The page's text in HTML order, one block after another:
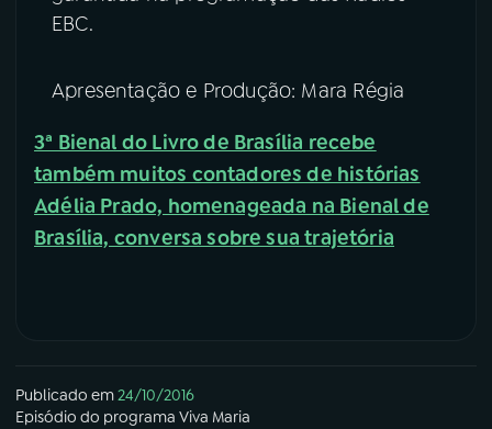
EBC.
Apresentação e Produção: Mara Régia
3ª Bienal do Livro de Brasília recebe
também muitos contadores de histórias
Adélia Prado, homenageada na Bienal de
Brasília, conversa sobre sua trajetória
Publicado em24/10/2016
Episódio do programa Viva Maria